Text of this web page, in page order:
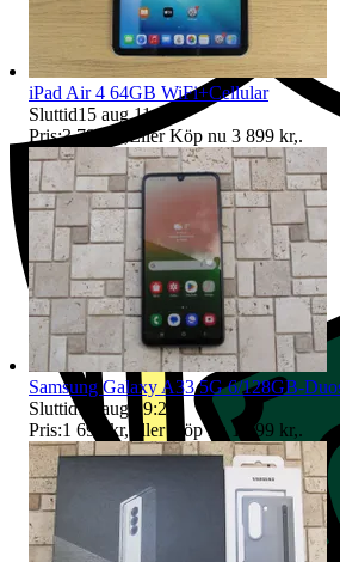
Ersättning om du inte får din vara
iPad Air 4 64GB WiFi+Cellular
Sluttid15 aug 11:57
Pris:3 799 kr Eller Köp nu 3 899 kr,.
Samsung Galaxy A33 5G 6/128GB-
Sluttid16 aug 19:21
Pris:1 699 kr,Eller Köp nu 1 799 kr,.